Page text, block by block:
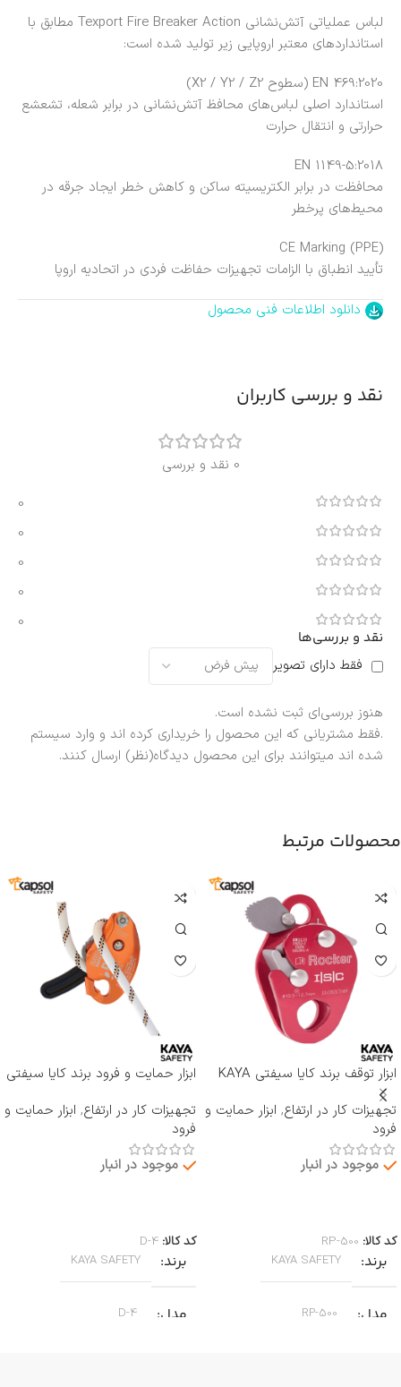
لباس عملیاتی آتش‌نشانی Texport Fire Breaker Action مطابق با
استانداردهای معتبر اروپایی زیر تولید شده است:
EN 469:2020 (سطوح X2 / Y2 / Z2)
استاندارد اصلی لباس‌های محافظ آتش‌نشانی در برابر شعله، تشعشع
حرارتی و انتقال حرارت
EN 1149-5:2018
محافظت در برابر الکتریسیته ساکن و کاهش خطر ایجاد جرقه در
محیط‌های پرخطر
CE Marking (PPE)
تأیید انطباق با الزامات تجهیزات حفاظت فردی در اتحادیه اروپا
دانلود اطلاعات فنی محصول
نقد و بررسی کاربران
0 نقد و بررسی
0
0
0
0
0
نقد و بررسی‌ها
فقط دارای تصویر
هنوز بررسی‌ای ثبت نشده است.
.فقط مشتریانی که این محصول را خریداری کرده اند و وارد سیستم
شده اند میتوانند برای این محصول دیدگاه(نظر) ارسال کنند.
محصولات مرتبط
ابزار توقف برند کایا سیفتی KAYA
SAFETY مدل RP-500 ROCKER
تجهیزات کار در ارتفاع, ابزار حمایت و
فرود
موجود در انبار
کد کالا: RP-500
برند KAYA SAFETY
مدل RP-500
ابزار حمایت و فرود برند کایا سیفتی
تجهیزات کار در ارتفاع, ابزار حمایت و
فرود
موجود در انبار
کد کالا: D-4
برند KAYA SAFETY
مدل D-4